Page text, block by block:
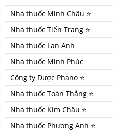
Nhà thuốc Minh Châu ⭐
Nhà thuốc Tiến Trang ⭐
Nhà thuốc Lan Anh
Nhà thuốc Minh Phúc
Công ty Dược Phano ⭐
Nhà thuốc Toàn Thắng ⭐
Nhà thuốc Kim Châu ⭐
Nhà thuốc Phương Anh ⭐